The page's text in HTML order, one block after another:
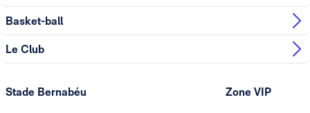
Basket-ball
Le Club
Stade Bernabéu Zone VIP